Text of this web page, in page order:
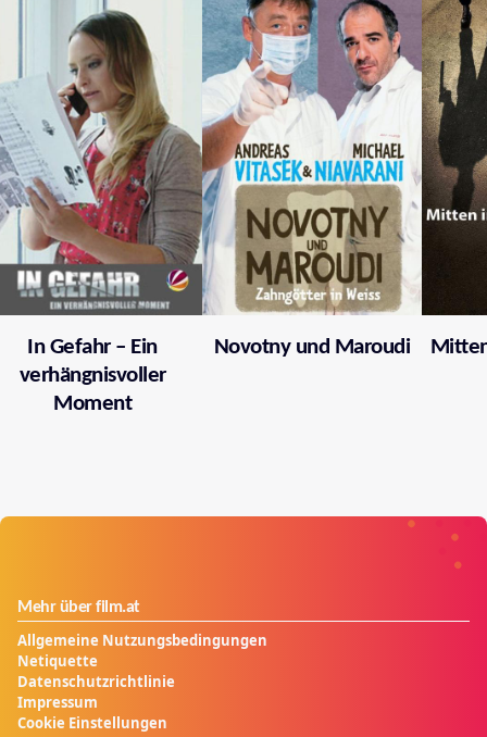
In Gefahr – Ein
verhängnisvoller
Moment
Novotny und Maroudi
Mehr über film.at
Allgemeine Nutzungsbedingungen
Netiquette
Datenschutzrichtlinie
Impressum
Cookie Einstellungen